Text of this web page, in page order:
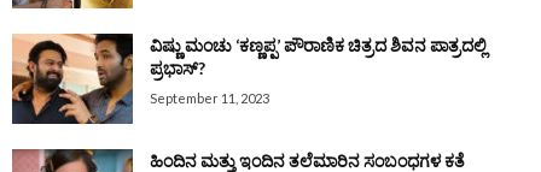
ವಿಷ್ಣು ಮಂಚು ‘ಕಣ್ಣಪ್ಪ’ ಪೌರಾಣಿಕ ಚಿತ್ರದ ಶಿವನ ಪಾತ್ರದಲ್ಲಿ
ಪ್ರಭಾಸ್‌?
September 11, 2023
ಹಿಂದಿನ ಮತ್ತು ಇಂದಿನ ತಲೆಮಾರಿನ ಸಂಬಂಧಗಳ ಕತೆ